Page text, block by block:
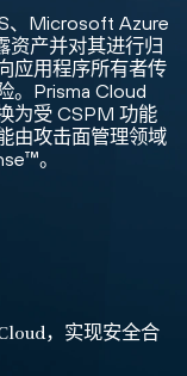
、Microsoft Azure
资产并对其进行归
应用程序所有者传
。Prisma Cloud
为受 CSPM 功能
由攻击面管理领域
。
，实现安全合